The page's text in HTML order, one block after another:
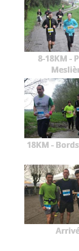
8-18KM -
18KM -